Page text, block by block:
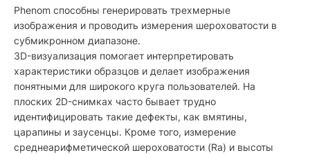
Phenom способны генерировать трехмерные
изображения и проводить измерения шероховатости в
субмикронном диапазоне.
3D-визуализация помогает интерпретировать
характеристики образцов и делает изображения
понятными для широкого круга пользователей. На
плоских 2D-снимках часто бывает трудно
идентифицировать такие дефекты, как вмятины,
царапины и заусенцы. Кроме того, измерение
среднеарифметической шероховатости (Ra) и высоты